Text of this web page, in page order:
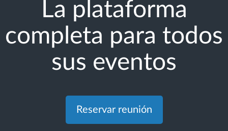
La plataforma
completa para todos
sus eventos
Reservar reunión